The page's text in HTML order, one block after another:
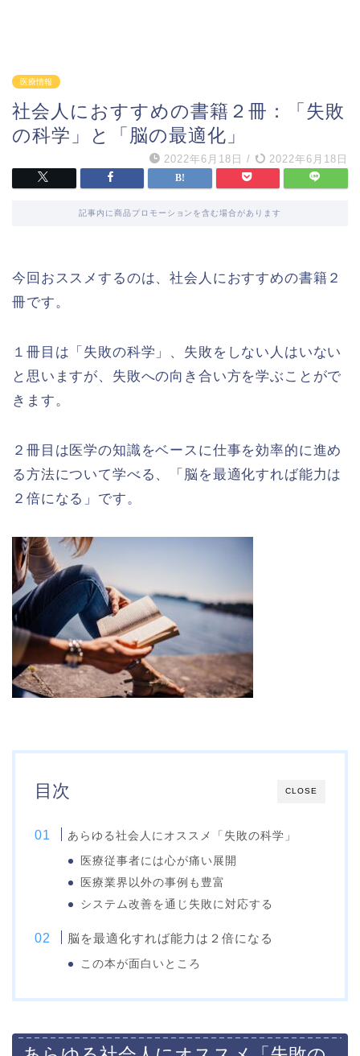
医療情報
社会人におすすめの書籍２冊：「失敗
の科学」と「脳の最適化」
2022年6月18日 / 2022年6月18日
記事内に商品プロモーションを含む場合があります
今回おススメするのは、社会人におすすめの書籍２
冊です。
１冊目は「失敗の科学」、失敗をしない人はいない
と思いますが、失敗への向き合い方を学ぶことがで
きます。
２冊目は医学の知識をベースに仕事を効率的に進め
る方法について学べる、「脳を最適化すれば能力は
２倍になる」です。
CLOSE
目次
あらゆる社会人にオススメ「失敗の科学」
医療従事者には心が痛い展開
医療業界以外の事例も豊富
システム改善を通じ失敗に対応する
脳を最適化すれば能力は２倍になる
この本が面白いところ